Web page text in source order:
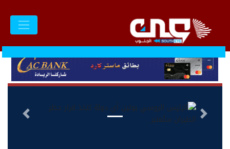
التالى السابق